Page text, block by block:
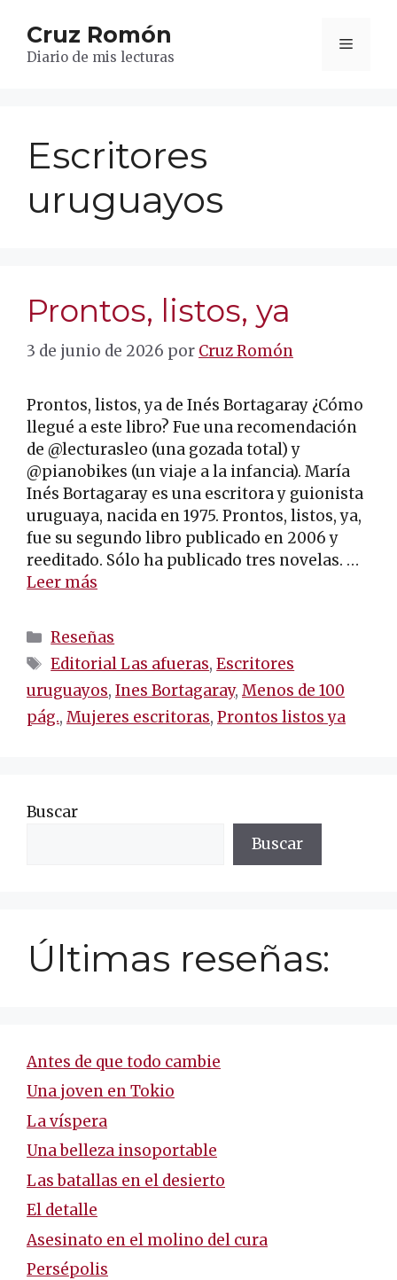
contenido
Cruz Romón
Diario de mis lecturas
Menú
Escritores
uruguayos
Prontos, listos, ya
3 de junio de 2026 por Cruz Romón
Prontos, listos, ya de Inés Bortagaray ¿Cómo
llegué a este libro? Fue una recomendación
de @lecturasleo (una gozada total) y
@pianobikes (un viaje a la infancia). María
Inés Bortagaray es una escritora y guionista
uruguaya, nacida en 1975. Prontos, listos, ya,
fue su segundo libro publicado en 2006 y
reeditado. Sólo ha publicado tres novelas. …
Leer más
Categorías
Reseñas
Etiquetas
Editorial Las afueras,Escritores
uruguayos, Ines Bortagaray, Menos de 100
pág., Mujeres escritoras, Prontos listos ya
Buscar
Buscar
Últimas reseñas:
Antes de que todo cambie
Una joven en Tokio
La víspera
Una belleza insoportable
Las batallas en el desierto
El detalle
Asesinato en el molino del cura
Persépolis